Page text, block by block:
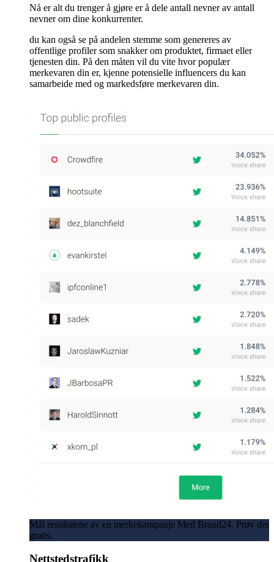
Nå er alt du trenger å gjøre er å dele antall nevner av antall
nevner om dine konkurrenter.
du kan også se på andelen stemme som genereres av
offentlige profiler som snakker om produktet, firmaet eller
tjenesten din. På den måten vil du vite hvor populær
merkevaren din er, kjenne potensielle influencers du kan
samarbeide med og markedsføre merkevaren din.
Mål resultatene av en merkekampanje Med Brand24. Prøv det
gratis.
Nettstedstrafikk